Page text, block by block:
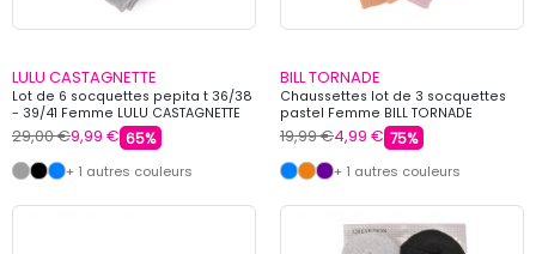
LULU CASTAGNETTE
Lot de 6 socquettes pepita t 36/38
- 39/41 Femme LULU CASTAGNETTE
29,00 €9,99 € 65%
+ 1 autres couleurs
BILL TORNADE
Chaussettes lot de 3 socquettes
pastel Femme BILL TORNADE
19,99 €4,99 € 75%
+ 1 autres couleurs